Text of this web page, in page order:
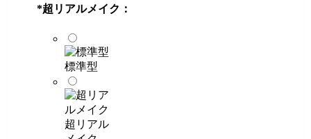
*超リアルメイク：
標準型
超リアル